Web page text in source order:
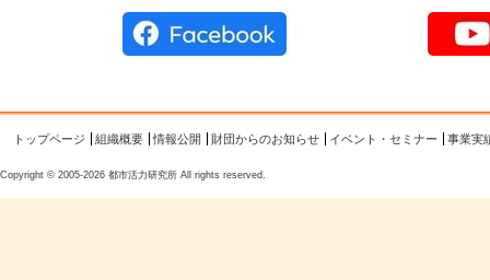
トップページ 組織概要 情報公開 財団からのお知らせ イベント・セミナー 事業実
Copyright © 2005-2026 都市活力研究所 All rights reserved.